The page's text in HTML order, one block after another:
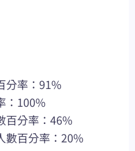
分率：91%
：100%
百分率：46%
數百分率：20%